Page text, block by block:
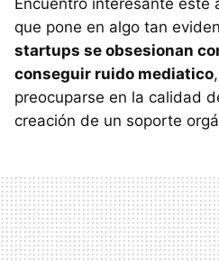
que pone en algo tan
startups se obsesionan
conseguir ruido mediatico
preocuparse en la calidad
creación de un soporte